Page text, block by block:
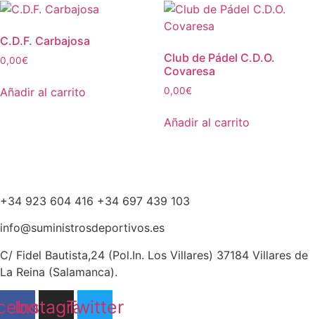
C.D.F. Carbajosa
0,00€
Añadir al carrito
Club de Pádel C.D.O.
Covaresa
0,00€
Añadir al carrito
+34 923 604 416 +34 697 439 103
info@suministrosdeportivos.es
C/ Fidel Bautista,24 (Pol.In. Los Villares) 37184 Villares de
La Reina (Salamanca).
Instagram
Twitter